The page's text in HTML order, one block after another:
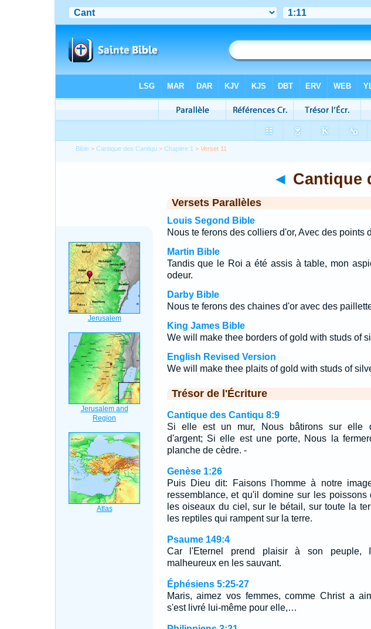
Bible >Cantique des Cantiqu >Chapitre 1 > Verset 11
◄ Cantique
Versets Parallèles
Louis Segond Bible
Nous te ferons des colliers d'or, Avec des points
Martin Bible
Tandis que le Roi a été assis à table, mon
odeur.
Darby Bible
Nous te ferons des chaines d'or avec des
King James Bible
We will make thee borders of gold with studs of
English Revised Version
We will make thee plaits of gold with studs of
Trésor de l'Écriture
Cantique des Cantiqu 8:9
Si elle est un mur, Nous bâtirons sur elle
d'argent; Si elle est une porte, Nous la
planche de cèdre. -
Genèse 1:26
Puis Dieu dit: Faisons l'homme à notre
ressemblance, et qu'il domine sur les poissons
les oiseaux du ciel, sur le bétail, sur toute la
les reptiles qui rampent sur la terre.
Psaume 149:4
Car l'Eternel prend plaisir à son peuple,
malheureux en les sauvant.
Éphésiens 5:25-27
Maris, aimez vos femmes, comme Christ a
s'est livré lui-même pour elle,…